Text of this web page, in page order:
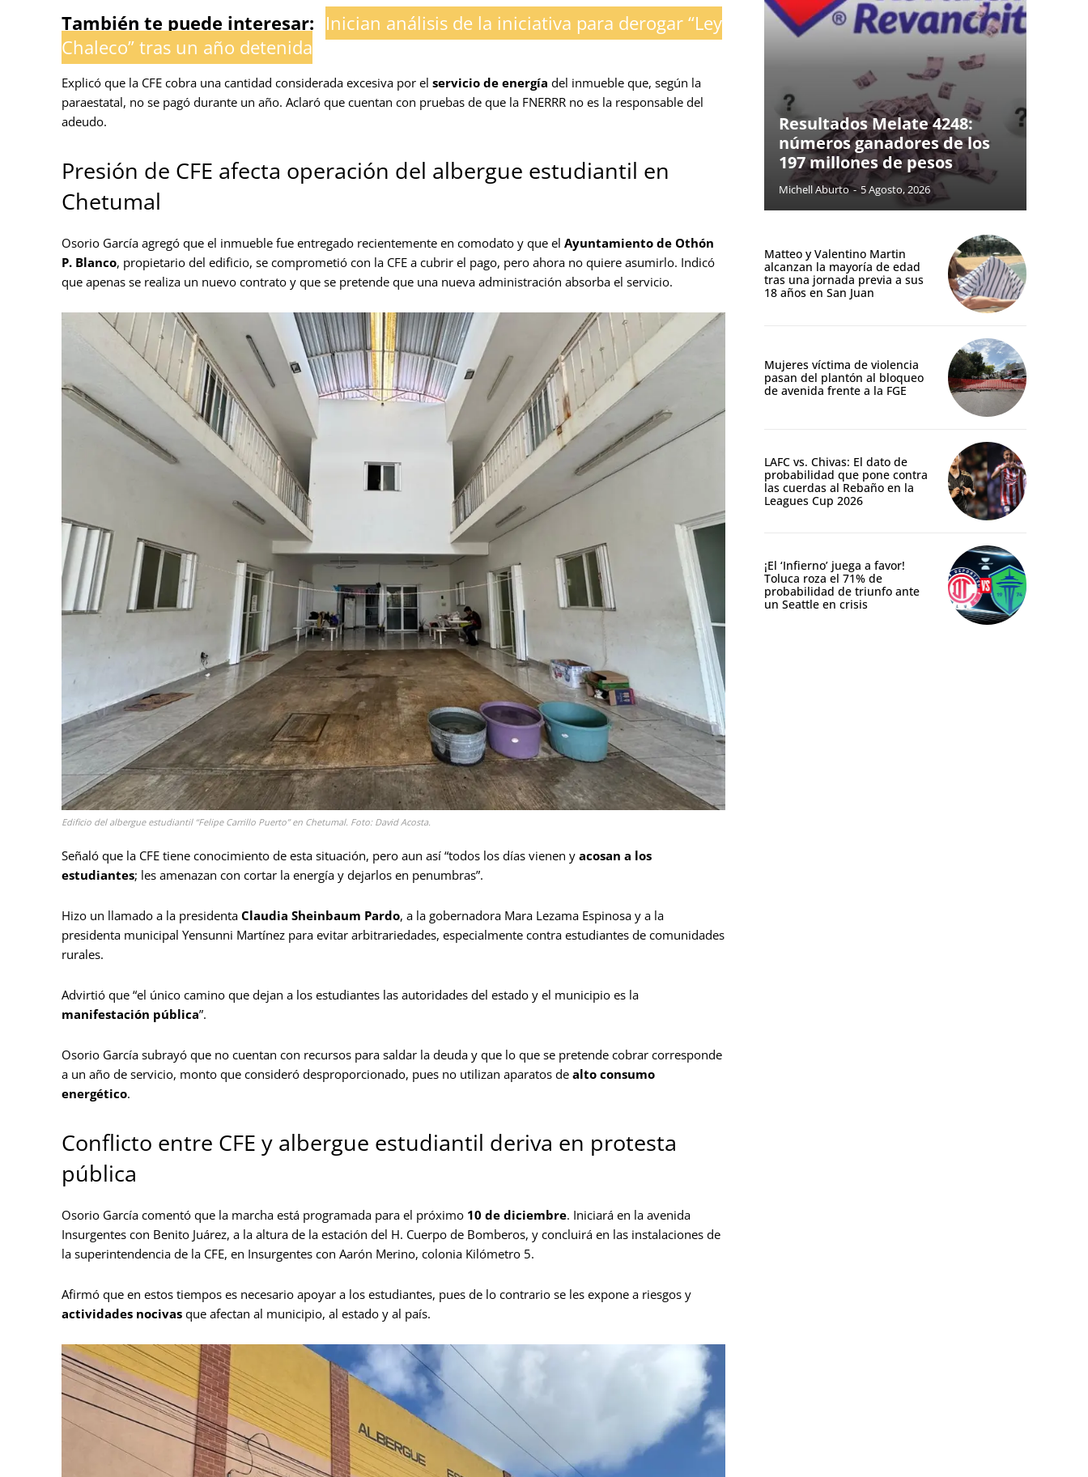
También te puede interesar: Inician análisis de la iniciativa para derogar “Ley
Chaleco” tras un año detenida
Explicó que la CFE cobra una cantidad considerada excesiva por el servicio de energía del inmueble que, según la
paraestatal, no se pagó durante un año. Aclaró que cuentan con pruebas de que la FNERRR no es la responsable del
adeudo.
Presión de CFE afecta operación del albergue estudiantil en
Chetumal
Osorio García agregó que el inmueble fue entregado recientemente en comodato y que el Ayuntamiento de Othón
P. Blanco, propietario del edificio, se comprometió con la CFE a cubrir el pago, pero ahora no quiere asumirlo. Indicó
que apenas se realiza un nuevo contrato y que se pretende que una nueva administración absorba el servicio.
Edificio del albergue estudiantil “Felipe Carrillo Puerto” en Chetumal. Foto: David Acosta.
Señaló que la CFE tiene conocimiento de esta situación, pero aun así “todos los días vienen y acosan a los
estudiantes; les amenazan con cortar la energía y dejarlos en penumbras”.
Hizo un llamado a la presidenta Claudia Sheinbaum Pardo, a la gobernadora Mara Lezama Espinosa y a la
presidenta municipal Yensunni Martínez para evitar arbitrariedades, especialmente contra estudiantes de comunidades
rurales.
Advirtió que “el único camino que dejan a los estudiantes las autoridades del estado y el municipio es la
manifestación pública”.
Osorio García subrayó que no cuentan con recursos para saldar la deuda y que lo que se pretende cobrar corresponde
a un año de servicio, monto que consideró desproporcionado, pues no utilizan aparatos de alto consumo
energético.
Conflicto entre CFE y albergue estudiantil deriva en protesta
pública
Osorio García comentó que la marcha está programada para el próximo 10 de diciembre. Iniciará en la avenida
Insurgentes con Benito Juárez, a la altura de la estación del H. Cuerpo de Bomberos, y concluirá en las instalaciones de
la superintendencia de la CFE, en Insurgentes con Aarón Merino, colonia Kilómetro 5.
Afirmó que en estos tiempos es necesario apoyar a los estudiantes, pues de lo contrario se les expone a riesgos y
actividades nocivas que afectan al municipio, al estado y al país.
Resultados Melate 4248:
números ganadores de los
197 millones de pesos
Michell Aburto - 5 Agosto, 2026
Matteo y Valentino Martin
alcanzan la mayoría de edad
tras una jornada previa a sus
18 años en San Juan
Mujeres víctima de violencia
pasan del plantón al bloqueo
de avenida frente a la FGE
LAFC vs. Chivas: El dato de
probabilidad que pone contra
las cuerdas al Rebaño en la
Leagues Cup 2026
¡El ‘Infierno’ juega a favor!
Toluca roza el 71% de
probabilidad de triunfo ante
un Seattle en crisis